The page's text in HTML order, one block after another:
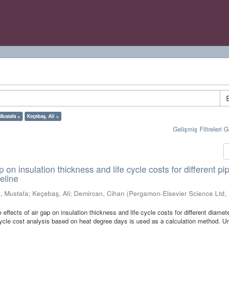
× Keçebaş, Ali ×
Gelişmiş Filtreleri
on insulation thickness and life cycle costs for different
Mustafa; Keçebaş, Ali; Demircan, Cihan (Pergamon-Elsevier Science Ltd,
effects of air gap on insulation thickness and life cycle costs for different
cost analysis based on heat degree days is used as a calculation method.